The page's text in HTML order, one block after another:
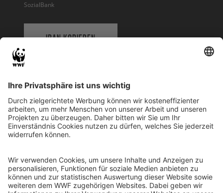
SozialBank
IBAN KOPIEREN
WWF Deutschland
Reinhardtstr. 18
10117 Berlin
Ihre Spende kann steuerlich geltend gemacht werden
Registriert als Stiftung WWF Deutschland, Senatsverwaltung für